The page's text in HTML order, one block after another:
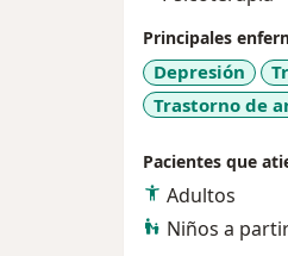
Principales
Depresión
Trastorno de
Pacientes que
Adultos
Niños a